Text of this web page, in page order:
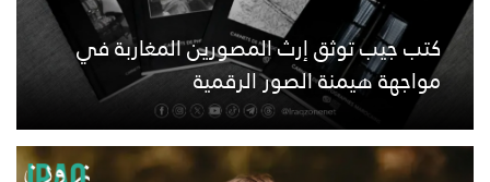
كتب جيب توثق إرث المصورين المغاربة في
مواجهة هيمنة الصور الرقمية